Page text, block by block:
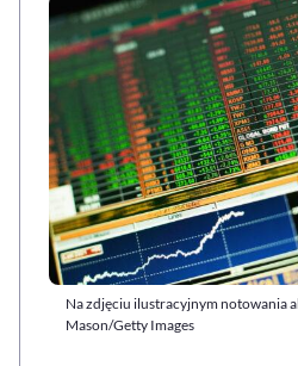
Na zdjęciu ilustracyjnym notowania
Mason/Getty Images